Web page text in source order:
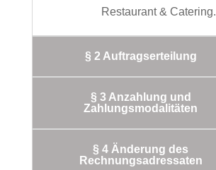
Restaurant & Catering.
§ 2 Auftragserteilung
§ 3 Anzahlung und
Zahlungsmodalitäten
§ 4 Änderung des
Rechnungsadressaten